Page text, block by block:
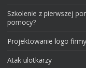
Szkolenie z pierwszej
pomocy?
Projektowanie logo
Atak ulotkarzy